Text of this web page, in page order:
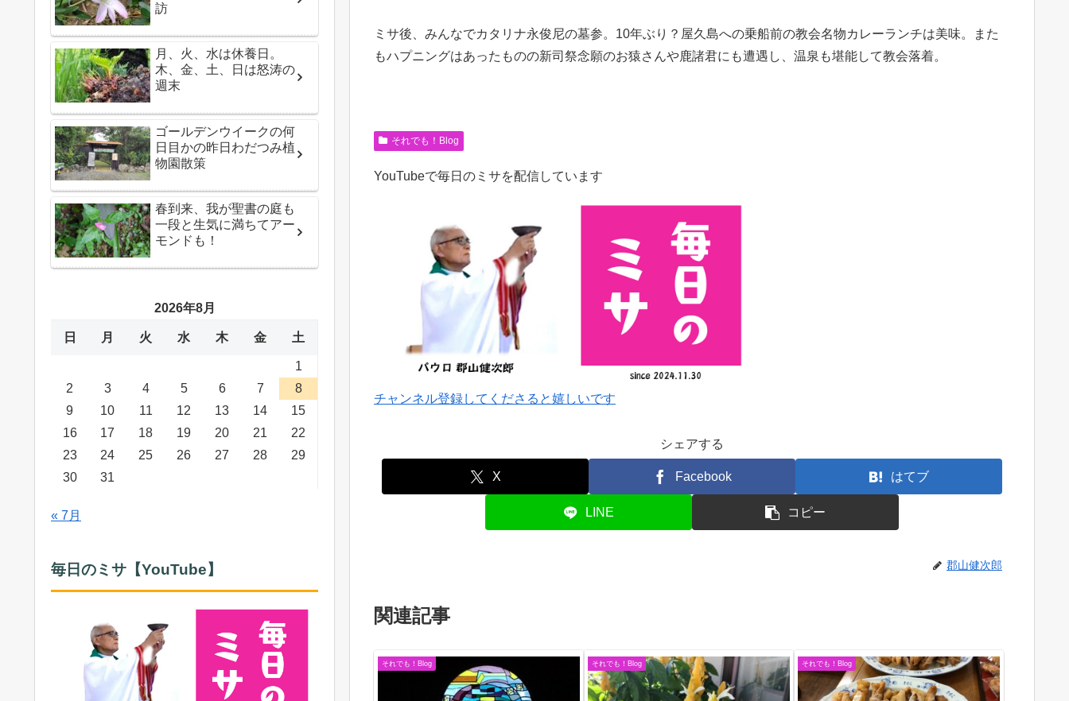
ミサ後、みんなでカタリナ永俊尼の墓参。10年ぶり？屋久島への乗船前の教会名物カレーランチは美味。また
もハプニングはあったものの新司祭念願のお猿さんや鹿諸君にも遭遇し、温泉も堪能して教会落着。
それでも！Blog
YouTubeで毎日のミサを配信しています
チャンネル登録してくださると嬉しいです
シェアする
X Facebook はてブ
LINE コピー
郡山健次郎
関連記事
それでも！Blog それでも！Blog それでも！Blog
訪
月、火、水は休養日。
木、金、土、日は怒涛の
週末
ゴールデンウイークの何
日目かの昨日わだつみ植
物園散策
春到来、我が聖書の庭も
一段と生気に満ちてアー
モンドも！
2026年8月
日 月 火 水 木 金 土
1
2
3 4 5 6 7
8
9
10 11 12 13 14
15
16
17 18 19 20 21
22
23
24 25 26 27 28
29
30
31
« 7月
毎日のミサ【YouTube】